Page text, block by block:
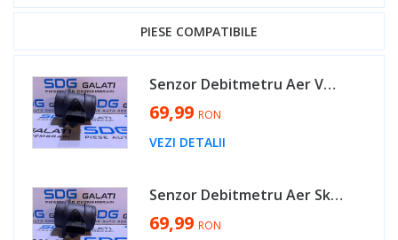
PIESE COMPATIBILE
Senzor Debitmetru Aer VW Golf 4 1.9 TDI ATD AXR AHF ALH 2001 - 2005 Cod 038906461B 0281002531 [B3491]
69,99 RON
VEZI DETALII
Senzor Debitmetru Aer Skoda Octavia 2 1.9 TDI BJB BKC BXE BLS 2004 - 2013 Cod 038906461B 0281002531 [B3491]
69,99 RON